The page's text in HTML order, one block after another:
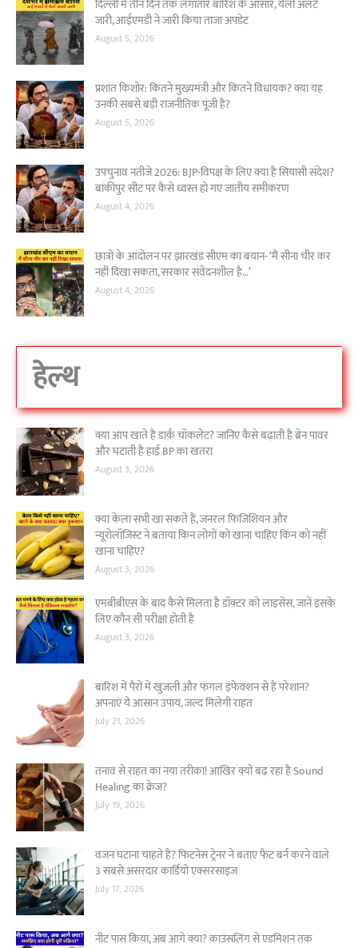
दिल्ली में तीन दिन तक लगातार बारिश के आसार, येलो अलर्ट
जारी, आईएमडी ने जारी किया ताजा अपडेट
August 5, 2026
प्रशांत किशोर: कितने मुख्यमंत्री और कितने विधायक? क्या यह
उनकी सबसे बड़ी राजनीतिक पूंजी है?
August 5, 2026
उपचुनाव नतीजे 2026: BJP-विपक्ष के लिए क्या है सियासी संदेश?
बांकीपुर सीट पर कैसे ध्वस्त हो गए जातीय समीकरण
August 4, 2026
छात्रों के आंदोलन पर झारखंड सीएम का बयान- ‘मैं सीना चीर कर
नहीं दिखा सकता, सरकार संवेदनशील है…’
August 4, 2026
हेल्थ
क्या आप खाते हैं डार्क चॉकलेट? जानिए कैसे बढ़ाती है ब्रेन पावर
और घटाती है हाई BP का खतरा
August 3, 2026
क्या केला सभी खा सकते हैं, जनरल फिजिशियन और
न्यूरोलॉजिस्ट ने बताया किन लोगों को खाना चाहिए किन को नहीं
खाना चाहिए?
August 3, 2026
एमबीबीएस के बाद कैसे मिलता है डॉक्टर को लाइसेंस, जानें इसके
लिए कौन सी परीक्षा होती है
August 3, 2026
बारिश में पैरों में खुजली और फंगल इंफेक्शन से हैं परेशान?
अपनाएं ये आसान उपाय, जल्द मिलेगी राहत
July 21, 2026
तनाव से राहत का नया तरीका! आखिर क्यों बढ़ रहा है Sound
Healing का क्रेज?
July 19, 2026
वजन घटाना चाहते हैं? फिटनेस ट्रेनर ने बताए फैट बर्न करने वाले
3 सबसे असरदार कार्डियो एक्सरसाइज
July 17, 2026
नीट पास किया, अब आगे क्या? काउंसलिंग से एडमिशन तक